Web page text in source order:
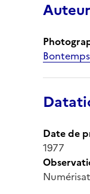
Auteur
Date de
1977